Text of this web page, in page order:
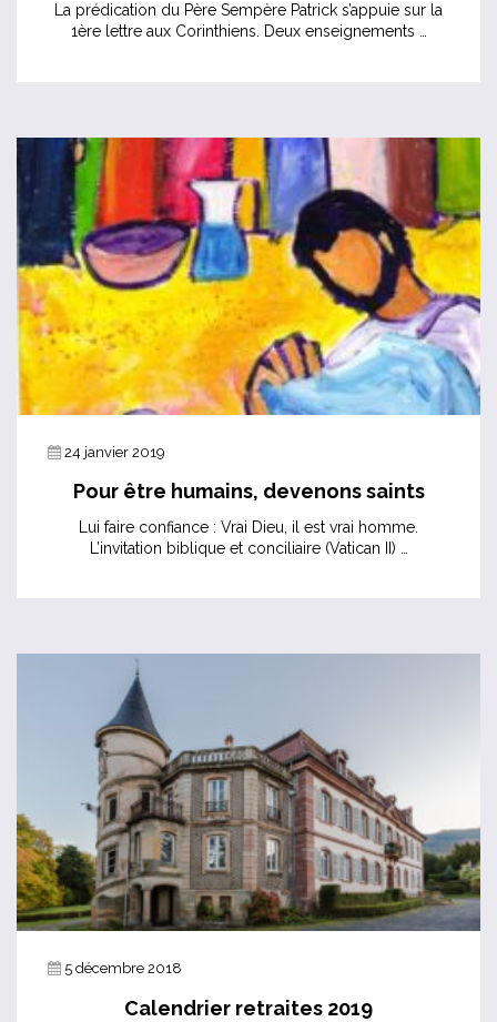
La prédication du Père Sempère Patrick s’appuie sur la
1ère lettre aux Corinthiens. Deux enseignements …
24 janvier 2019
Pour être humains, devenons saints
Lui faire confiance : Vrai Dieu, il est vrai homme.
L’invitation biblique et conciliaire (Vatican II) …
5 décembre 2018
Calendrier retraites 2019